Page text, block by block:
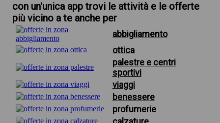
con un'unica app trovi le attività e le offerte
più vicino a te anche per
abbigliamento
ottica
palestre e centri
sportivi
viaggi
benessere
profumerie